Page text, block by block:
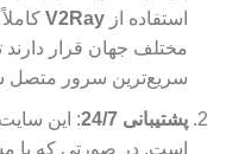
استفاده از V2Ray
مختلف جهان قرار دارند
سریع‌ترین سرور متصل
پشتیبانی 24/7
است. در صورتی که با